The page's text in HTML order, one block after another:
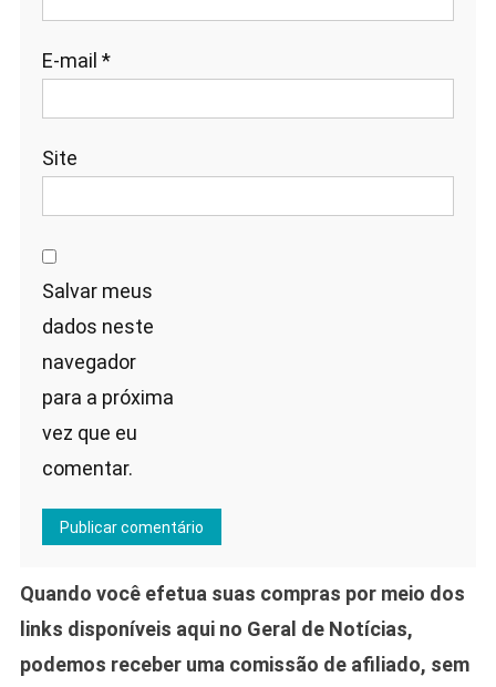
E-mail *
Site
Salvar meus
dados neste
navegador
para a próxima
vez que eu
comentar.
Quando você efetua suas compras por meio dos
links disponíveis aqui no Geral de Notícias,
podemos receber uma comissão de afiliado, sem